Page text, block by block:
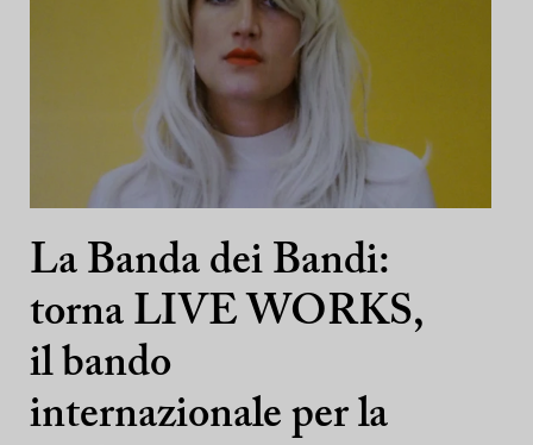
La Banda dei Bandi:
torna LIVE WORKS,
il bando
internazionale per la